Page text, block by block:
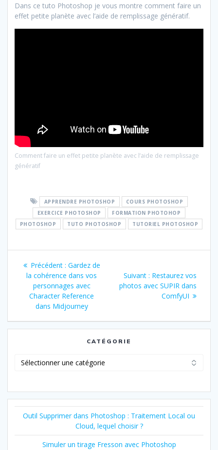
Dans ce tuto Photoshop je vous montre comment faire un
effet petite planète avec l’aide de remplissage génératif.
Comment faire un effet petite planète avec l’aide de remplissage
génératif
APPRENDRE PHOTOSHOP
COURS PHOTOSHOP
EXERCICE PHOTOSHOP
FORMATION PHOTOHOP
PHOTOSHOP
TUTO PHOTOSHOP TUTORIEL PHOTOSHOP
Navigation
de
l’article
Précédent : Article
précédent
:
Gardez de
la cohérence dans vos
personnages avec
Character Reference
dans Midjourney
Suivant : Article
suivant
Restaurez vos
photos avec SUPIR dans
ComfyUI
CATÉGORIE
Outil Supprimer dans Photoshop : Traitement Local ou
Cloud, lequel choisir ?
Simuler un tirage Fresson avec Photoshop